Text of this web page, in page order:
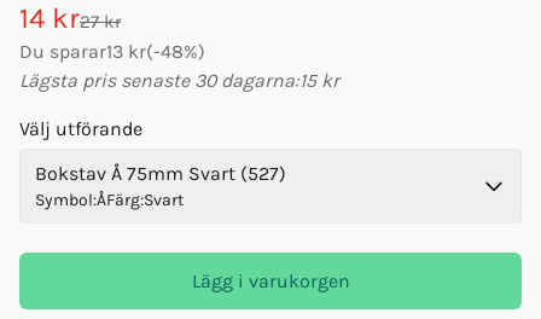
14 kr27 kr
Du sparar13 kr(-48%)
Lägsta pris senaste 30 dagarna:15 kr
Välj utförande
Bokstav Å 75mm Svart (527)
Symbol:ÅFärg:Svart
Lägg i varukorgen